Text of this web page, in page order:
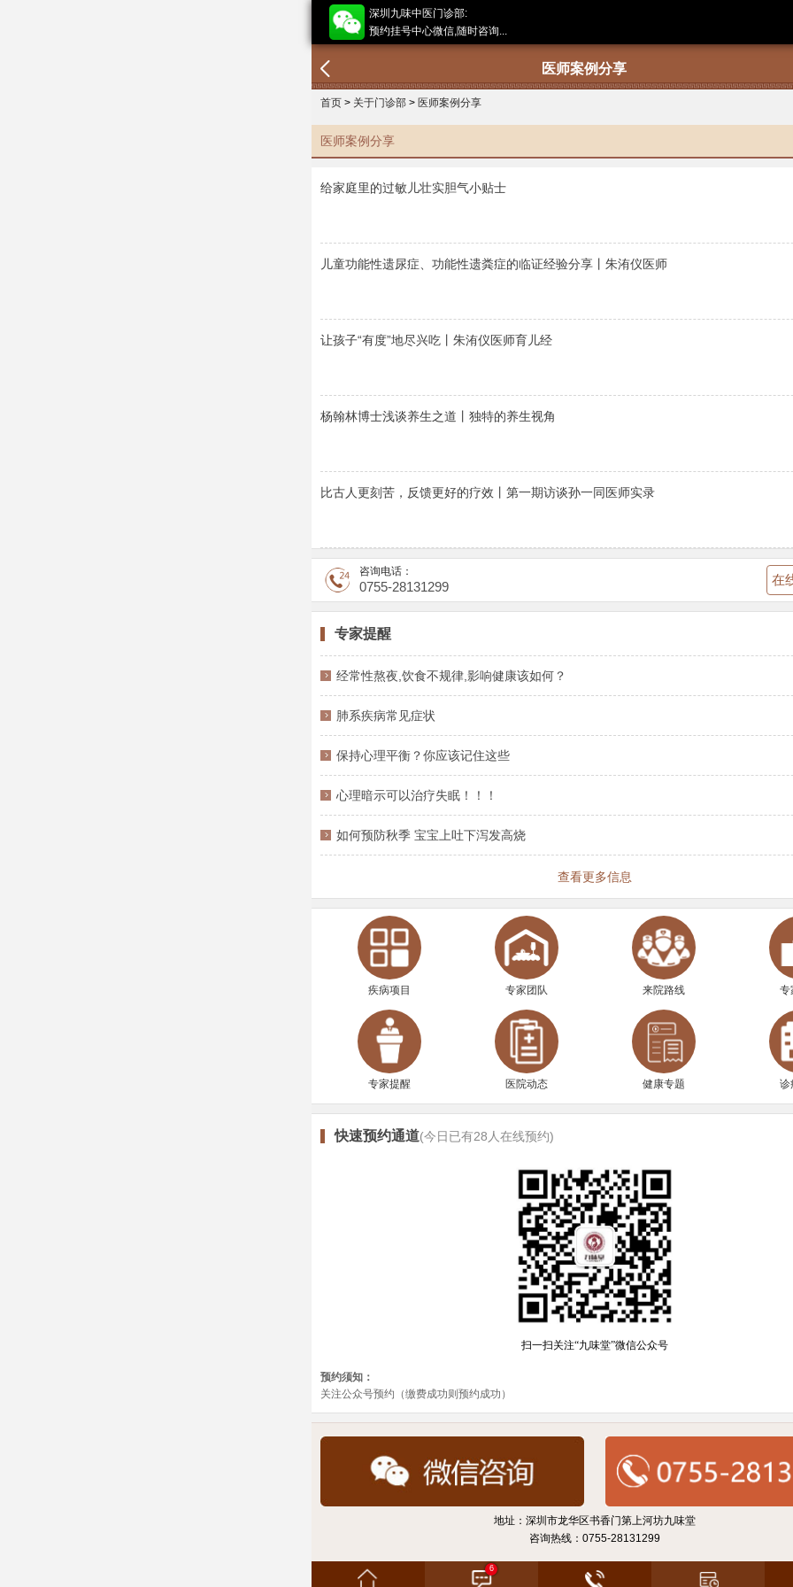
深圳九味中医门诊部:
预约挂号中心微信,随时咨询...
医师案例分享
首页 > 关于门诊部 > 医师案例分享
医师案例分享
给家庭里的过敏儿壮实胆气小贴士
儿童功能性遗尿症、功能性遗粪症的临证经验分享丨朱洧仪医师
让孩子“有度”地尽兴吃丨朱洧仪医师育儿经
杨翰林博士浅谈养生之道丨独特的养生视角
比古人更刻苦，反馈更好的疗效丨第一期访谈孙一同医师实录
咨询电话：
0755-28131299 在
专家提醒
经常性熬夜,饮食不规律,影响健康该如何？
肺系疾病常见症状
保持心理平衡？你应该记住这些
心理暗示可以治疗失眠！！！
如何预防秋季 宝宝上吐下泻发高烧
查看更多信息
疾病项目 专家团队 来院路线 专
专家提醒 医院动态 健康专题 诊
快速预约通道(今日已有28 人在线预约)
地址：深圳市龙华区书香门第上河坊九味堂
咨询热线：0755-28131299
6